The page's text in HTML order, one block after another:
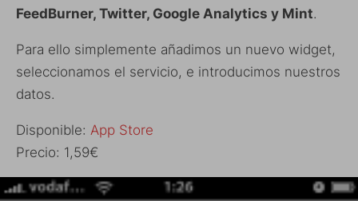
FeedBurner, Twitter, Google Analytics y Mint.
Para ello simplemente añadimos un nuevo widget,
seleccionamos el servicio, e introducimos nuestros
datos.
Disponible: App Store
Precio: 1,59€